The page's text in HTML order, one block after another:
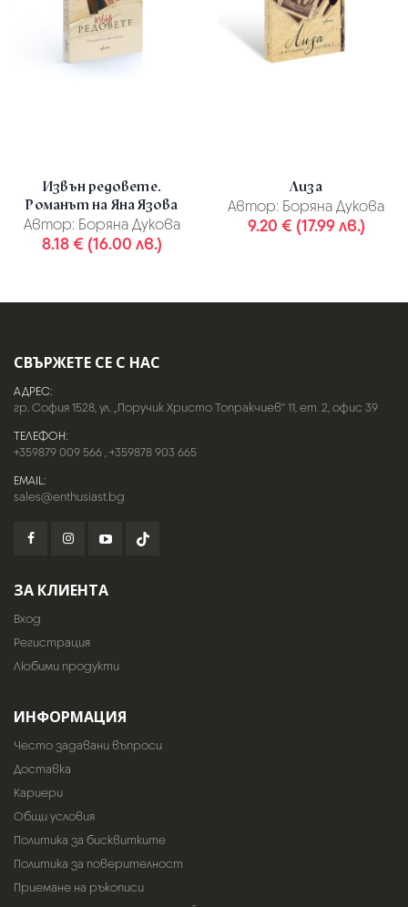
Извън редовете.
Романът на Яна Язова
Автор: Боряна Дукова
8.18 € (16.00 лв.)
Лиза
Автор: Боряна Дукова
9.20 € (17.99 лв.)
СВЪРЖЕТЕ СЕ С НАС
АДРЕС:
гр. София 1528, ул. „Поручик Христо Топракчиев“ 11, ет. 2, офис 39
ТЕЛЕФОН:
+359879 009 566,+359878 903 665
EMAIL:
sales@enthusiast.bg
ЗА КЛИЕНТА
Вход
Регистрация
Любими продукти
ИНФОРМАЦИЯ
Често задавани въпроси
Доставка
Кариери
Общи условия
Политика за бисквитките
Политика за поверителност
Приемане на ръкописи